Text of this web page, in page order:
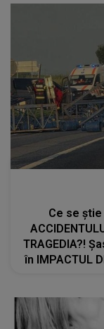
Ce se
TRAGEDIA?!
în IMPACTUL